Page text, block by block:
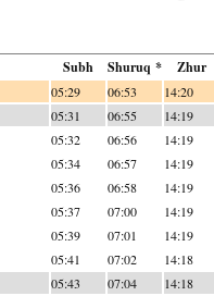
Subh Shuruq * Zhur
05:29 06:53 14:20
05:31 06:55 14:19
05:32 06:56 14:19
05:34 06:57 14:19
05:36 06:58 14:19
05:37 07:00 14:19
05:39 07:01 14:19
05:41 07:02 14:18
05:43 07:04 14:18